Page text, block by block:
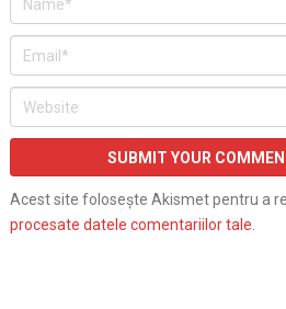
Acest site folosește Akismet pentru a
procesate datele comentariilor tale